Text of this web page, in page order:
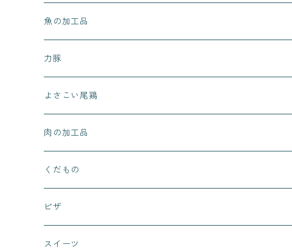
魚の加工品
力豚
よさこい尾鶏
肉の加工品
くだもの
ピザ
スイーツ